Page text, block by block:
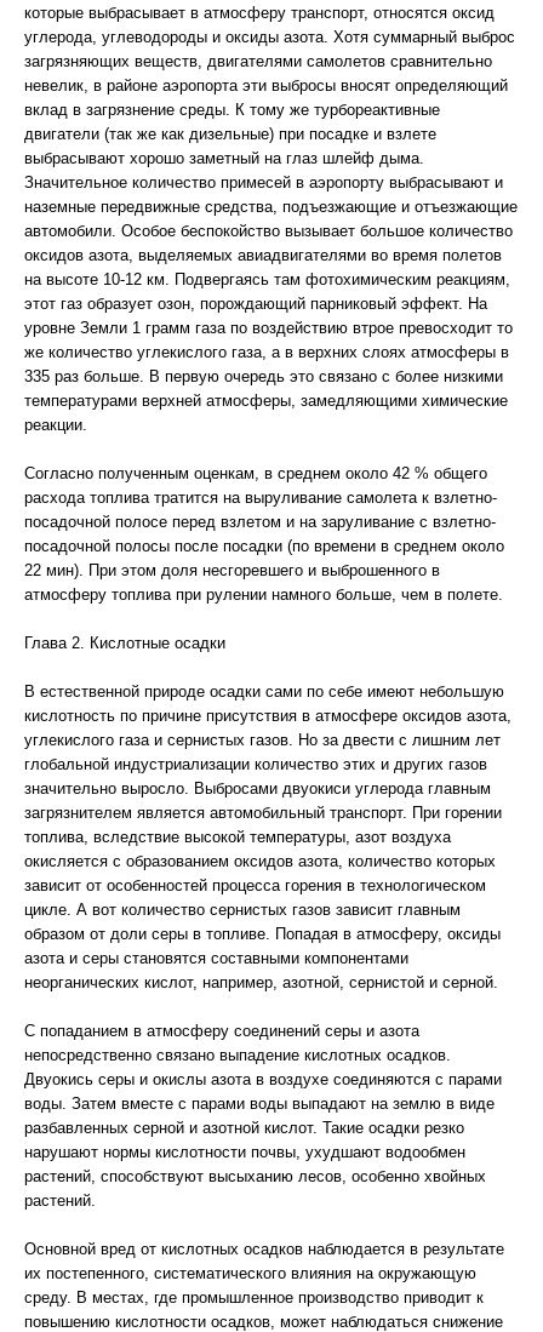
которые выбрасывает в атмосферу транспорт, относятся оксид
углерода, углеводороды и оксиды азота. Хотя суммарный выброс
загрязняющих веществ, двигателями самолетов сравнительно
невелик, в районе аэропорта эти выбросы вносят определяющий
вклад в загрязнение среды. К тому же турбореактивные
двигатели (так же как дизельные) при посадке и взлете
выбрасывают хорошо заметный на глаз шлейф дыма.
Значительное количество примесей в аэропорту выбрасывают и
наземные передвижные средства, подъезжающие и отъезжающие
автомобили. Особое беспокойство вызывает большое количество
оксидов азота, выделяемых авиадвигателями во время полетов
на высоте 10-12 км. Подвергаясь там фотохимическим реакциям,
этот газ образует озон, порождающий парниковый эффект. На
уровне Земли 1 грамм газа по воздействию втрое превосходит то
же количество углекислого газа, а в верхних слоях атмосферы в
335 раз больше. В первую очередь это связано с более низкими
температурами верхней атмосферы, замедляющими химические
реакции.
Согласно полученным оценкам, в среднем около 42 % общего
расхода топлива тратится на выруливание самолета к взлетно-
посадочной полосе перед взлетом и на заруливание с взлетно-
посадочной полосы после посадки (по времени в среднем около
22 мин). При этом доля несгоревшего и выброшенного в
атмосферу топлива при рулении намного больше, чем в полете.
Глава 2. Кислотные осадки
В естественной природе осадки сами по себе имеют небольшую
кислотность по причине присутствия в атмосфере оксидов азота,
углекислого газа и сернистых газов. Но за двести с лишним лет
глобальной индустриализации количество этих и других газов
значительно выросло. Выбросами двуокиси углерода главным
загрязнителем является автомобильный транспорт. При горении
топлива, вследствие высокой температуры, азот воздуха
окисляется с образованием оксидов азота, количество которых
зависит от особенностей процесса горения в технологическом
цикле. А вот количество сернистых газов зависит главным
образом от доли серы в топливе. Попадая в атмосферу, оксиды
азота и серы становятся составными компонентами
неорганических кислот, например, азотной, сернистой и серной.
С попаданием в атмосферу соединений серы и азота
непосредственно связано выпадение кислотных осадков.
Двуокись серы и окислы азота в воздухе соединяются с парами
воды. Затем вместе с парами воды выпадают на землю в виде
разбавленных серной и азотной кислот. Такие осадки резко
нарушают нормы кислотности почвы, ухудшают водообмен
растений, способствуют высыханию лесов, особенно хвойных
растений.
Основной вред от кислотных осадков наблюдается в результате
их постепенного, систематического влияния на окружающую
среду. В местах, где промышленное производство приводит к
повышению кислотности осадков, может наблюдаться снижение